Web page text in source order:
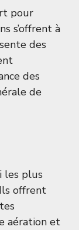
pour
s’offrent à
des
des
de
les plus
offrent
aération et